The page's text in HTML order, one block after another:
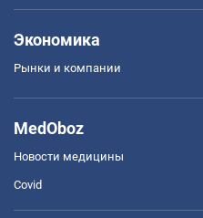
Экономика
Рынки и компании
MedOboz
Новости медицины
Covid